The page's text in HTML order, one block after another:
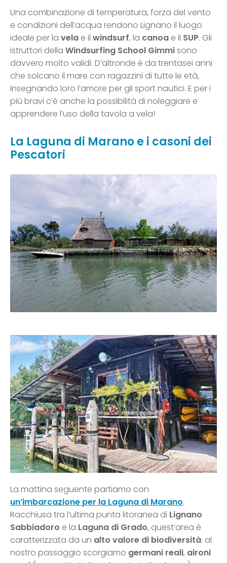
Una combinazione di temperatura, forza del vento
e condizioni dell’acqua rendono Lignano il luogo
ideale per la vela e il windsurf, la canoa e il SUP. Gli
istruttori della Windsurfing School Gimmisono
davvero molto validi. D’altronde è da trentasei anni
che solcano il mare con ragazzini di tutte le età,
insegnando loro l’amore per gli sport nautici. E per i
più bravi c’è anche la possibilità di noleggiare e
apprendere l’uso della tavola a vela!
La Laguna di Marano e i casoni dei
Pescatori
La mattina seguente partiamo con
un’imbarcazione per la Laguna di Marano.
Racchiusa tra l’ultima punta litoranea di Lignano
Sabbiadoro e la Laguna di Grado, quest’area è
caratterizzata da un alto valore di biodiversità: al
nostro passaggio scorgiamo germani reali, aironi